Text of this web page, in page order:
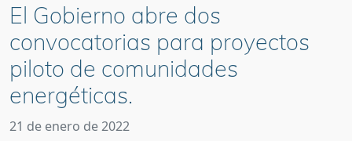
El Gobierno abre dos
convocatorias para proyectos
piloto de comunidades
energéticas.
21 de enero de 2022